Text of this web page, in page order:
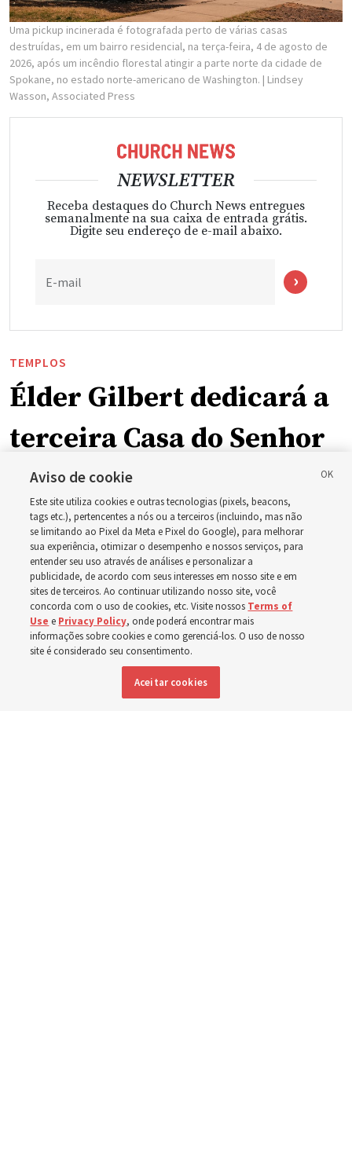
Uma pickup incinerada é fotografada perto de várias casas
destruídas, em um bairro residencial, na terça-feira, 4 de agosto de
2026, após um incêndio florestal atingir a parte norte da cidade de
Spokane, no estado norte-americano de Washington. | Lindsey
Wasson, Associated Press
NEWSLETTER
Receba destaques do Church News entregues
semanalmente na sua caixa de entrada grátis.
Digite seu endereço de e-mail abaixo.
E-mail
TEMPLOS
Élder Gilbert dedicará a
terceira Casa do Senhor
em Wyoming
A dedicação do Templo Cody Wyoming em outubro será
a primeira realizada por Élder Clark G. Gilbert
7 agosto 2026, 2:40 p.m. MDT Compartilhar
DISPONÍVEL EM: Inglês | Espanhol
Aviso de cookie
Este site utiliza cookies e outras tecnologias (pixels, beacons,
tags etc.), pertencentes a nós ou a terceiros (incluindo, mas não
se limitando ao Pixel da Meta e Pixel do Google), para melhorar
sua experiência, otimizar o desempenho e nossos serviços, para
entender seu uso através de análises e personalizar a
publicidade, de acordo com seus interesses em nosso site e em
sites de terceiros. Ao continuar utilizando nosso site, você
concorda com o uso de cookies, etc. Visite nossos Terms of
Use e Privacy Policy, onde poderá encontrar mais
informações sobre cookies e como gerenciá-los. O uso de nosso
site é considerado seu consentimento.
Aceitar cookies